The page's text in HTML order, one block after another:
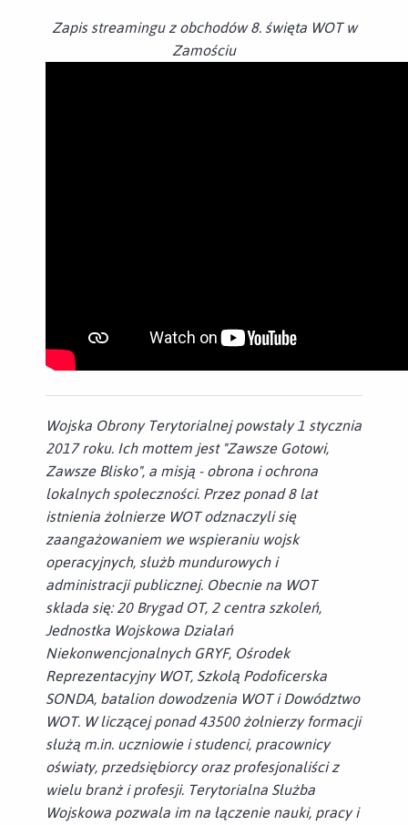
Zapis streamingu z obchodów 8. święta WOT w
Zamościu
Wojska Obrony Terytorialnej powstały 1 stycznia
2017 roku. Ich mottem jest "Zawsze Gotowi,
Zawsze Blisko", a misją - obrona i ochrona
lokalnych społeczności. Przez ponad 8 lat
istnienia żołnierze WOT odznaczyli się
zaangażowaniem we wspieraniu wojsk
operacyjnych, służb mundurowych i
administracji publicznej. Obecnie na WOT
składa się: 20 Brygad OT, 2 centra szkoleń,
Jednostka Wojskowa Działań
Niekonwencjonalnych GRYF, Ośrodek
Reprezentacyjny WOT, Szkołą Podoficerska
SONDA, batalion dowodzenia WOT i Dowództwo
WOT. W liczącej ponad 43500 żołnierzy formacji
służą m.in. uczniowie i studenci, pracownicy
oświaty, przedsiębiorcy oraz profesjonaliści z
wielu branż i profesji. Terytorialna Służba
Wojskowa pozwala im na łączenie nauki, pracy i